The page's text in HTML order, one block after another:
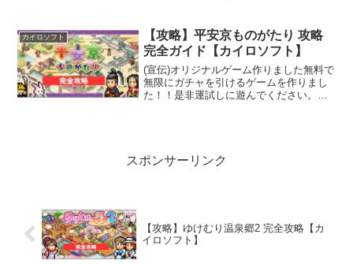
なゲームを作ったり、1名で傑作ゲームを
作らせたりとゴ...
カイロソフト
【攻略】平安京ものがたり 攻略
完全ガイド【カイロソフト】
(宣伝)オリジナルゲーム作りました無料で
無限にガチャを引けるゲームを作りまし
た！！是非運試しに遊んでください。武
スポンサーリンク
【攻略】ゆけむり温泉郷2 完全攻略【カ
イロソフト】